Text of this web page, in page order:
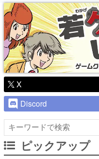
X
Discord
ピックアップ
電ファミのいま読まれている記
アプリセール情報